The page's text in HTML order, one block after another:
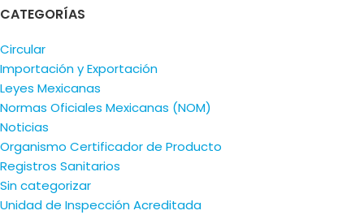
CATEGORÍAS
Circular
Importación y Exportación
Leyes Mexicanas
Normas Oficiales Mexicanas (NOM)
Noticias
Organismo Certificador de Producto
Registros Sanitarios
Sin categorizar
Unidad de Inspección Acreditada